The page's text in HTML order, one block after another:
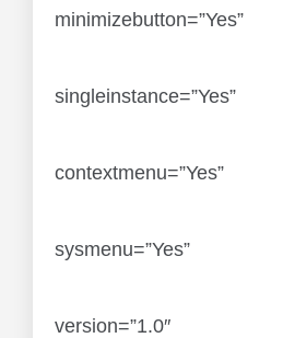
minimizebutton=”Yes”
singleinstance=”Yes”
contextmenu=”Yes”
sysmenu=”Yes”
version=”1.0″